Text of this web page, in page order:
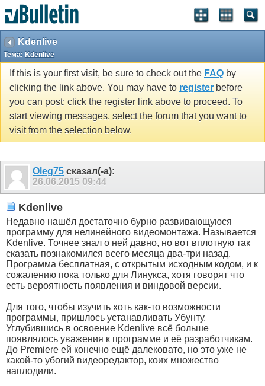
Kdenlive
Тема: Kdenlive
If this is your first visit, be sure to check out the FAQ by
clicking the link above. You may have to register before
you can post: click the register link above to proceed. To
start viewing messages, select the forum that you want to
visit from the selection below.
Оlеg75 сказал(-а):
26.06.2015 09:44
Kdenlive
Недавно нашёл достаточно бурно развивающуюся
программу для нелинейного видеомонтажа. Называется
Kdenlive. Точнее знал о ней давно, но вот вплотную так
сказать познакомился всего месяца два-три назад.
Программа бесплатная, с открытым исходным кодом, и к
сожалению пока только для Линукса, хотя говорят что
есть вероятность появления и виндовой версии.
Для того, чтобы изучить хоть как-то возможности
программы, пришлось устанавливать Убунту.
Углубившись в освоение Kdenlive всё больше
появлялось уважения к программе и её разработчикам.
До Premiere ей конечно ещё далековато, но это уже не
какой-то убогий видеоредактор, коих множество
наплодили.